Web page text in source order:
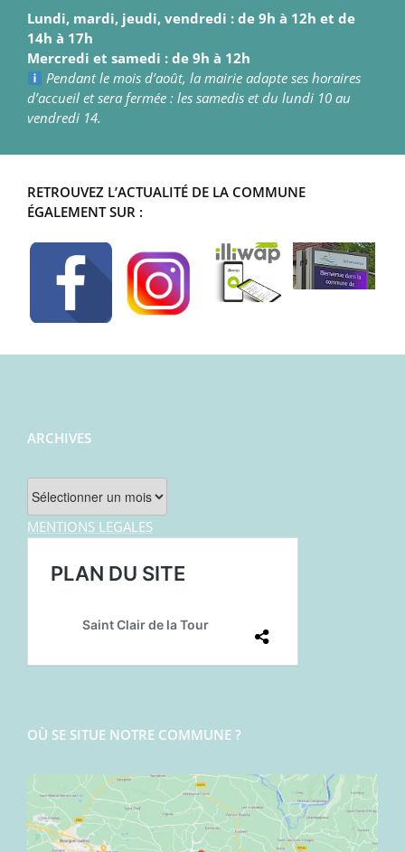
Lundi, mardi, jeudi, vendredi : de 9h à 12h et de
14h à 17h
Mercredi et samedi : de 9h à 12h
Pendant le mois d’août, la mairie adapte ses horaires
d’accueil et sera fermée : les samedis et du lundi 10 au
vendredi 14.
RETROUVEZ L’ACTUALITÉ DE LA COMMUNE
ÉGALEMENT SUR :
ARCHIVES
Archives
MENTIONS LEGALES
OÙ SE SITUE NOTRE COMMUNE ?